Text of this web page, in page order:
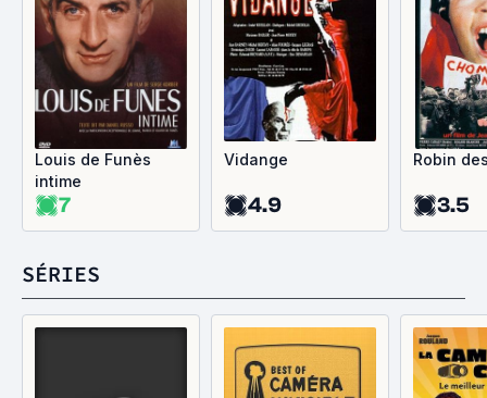
Louis de Funès
intime
7
Vidange
4.9
Robin
3.5
SÉRIES